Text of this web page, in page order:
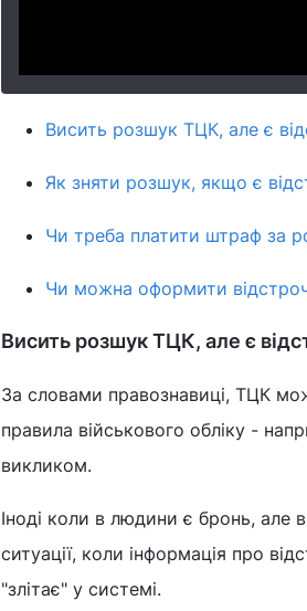
Висить розшук ТЦК, але є
Як зняти розшук, якщо є
Чи треба платити штраф за
Чи можна оформити
Висить розшук ТЦК, але є
За словами правознавиці, ТЦК
правила військового обліку -
викликом.
Іноді коли в людини є бронь,
ситуації, коли інформація про
"злітає" у системі.